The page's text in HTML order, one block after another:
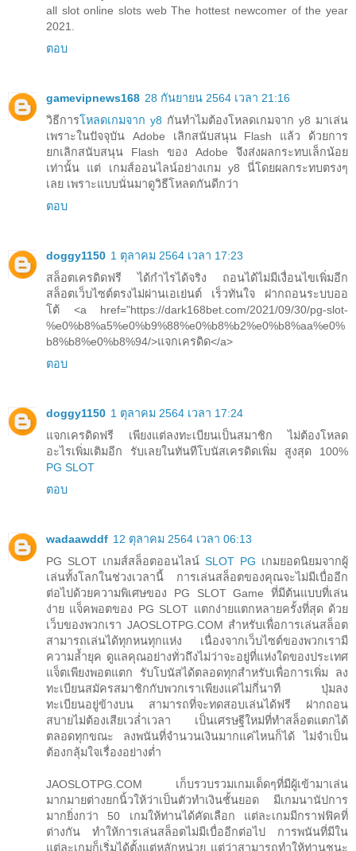
all slot online slots web The hottest newcomer of the year
2021.
ตอบ
gamevipnews168 28 กันยายน 2564 เวลา 21:16
วิธีการโหลดเกมจาก y8 กันทำไมต้องโหลดเกมจาก y8 มาเล่น
เพราะในปัจจุบัน Adobe เลิกสนับสนุน Flash แล้ว ด้วยการ
ยกเลิกสนับสนุน Flash ของ Adobe จึงส่งผลกระทบเล็กน้อย
เท่านั้น แต่ เกมส์ออนไลน์อย่างเกม y8 นี่โดยผลกระทบตรงๆ
เลย เพราะแบบนั่นมาดูวิธีโหลดกันดีกว่า
ตอบ
doggy1150 1 ตุลาคม 2564 เวลา 17:23
สล็อตเครดิดฟรี ได้กำไรได้จริง ถอนได้ไม่มีเงื่อนไขเพิ่มอีก
สล็อตเว็บไซต์ตรงไม่ผ่านเอเย่นต์ เร็วทันใจ ฝากถอนระบบออ
โต้ <a href="https://dark168bet.com/2021/09/30/pg-slot-
%e0%b8%a5%e0%b9%88%e0%b8%b2%e0%b8%aa%e0%
b8%b8%e0%b8%94/>แจกเครดิด</a>
ตอบ
doggy1150 1 ตุลาคม 2564 เวลา 17:24
แจกเครดิดฟรี เพียงแต่ลงทะเบียนเป็นสมาชิก ไม่ต้องโหลด
อะไรเพิ่มเติมอีก รับเลยในทันทีโบนัสเครดิดเพิ่ม สูงสุด 100%
PG SLOT
ตอบ
wadaawddf 12 ตุลาคม 2564 เวลา 06:13
PG SLOT เกมส์สล็อตออนไลน์ SLOT PG เกมยอดนิยมจากผู้
เล่นทั้งโลกในช่วงเวลานี้ การเล่นสล็อตของคุณจะไม่มีเบื่ออีก
ต่อไปด้วยความพิเศษของ PG SLOT Game ที่มีต้นแบบที่เล่น
ง่าย แจ็คพอตของ PG SLOT แตกง่ายแตกหลายครั้งที่สุด ด้วย
เว็บของพวกเรา JAOSLOTPG.COM สำหรับเพื่อการเล่นสล็อต
สามารถเล่นได้ทุกหนทุกแห่ง เนื่องจากเว็บไซต์ของพวกเรามี
ความล้ำยุค ดูแลคุณอย่างทั่วถึงไม่ว่าจะอยู่ที่แห่งใดของประเทศ
แจ็ตเพียงพอตแตก รับโบนัสได้ตลอดทุกสำหรับเพื่อการเพิ่ม ลง
ทะเบียนสมัครสมาชิกกับพวกเราเพียงแค่ไม่กี่นาที ปุ่มลง
ทะเบียนอยู่ข้างบน สามารถที่จะทดสอบเล่นได้ฟรี ฝากถอน
สบายไม่ต้องเสียเวล่ำเวลา เป็นเศรษฐีใหม่ที่ทำสล็อตแตกได้
ตลอดทุกขณะ ลงพนันที่จำนวนเงินมากแค่ไหนก็ได้ ไม่จำเป็น
ต้องกลุ้มใจเรื่องอย่างต่ำ
JAOSLOTPG.COM เก็บรวบรวมเกมเด็ดๆที่มีผู้เข้ามาเล่น
มากมายต่างยกนิ้วให้ว่าเป็นตัวทำเงินชั้นยอด มีเกมนานัปการ
มากยิ่งกว่า 50 เกมให้ท่านได้คัดเลือก แต่ละเกมมีกราฟฟิคที่
ต่างกัน ทำให้การเล่นสล็อตไม่มีเบื่ออีกต่อไป การพนันที่มีใน
แต่ละเกมก็เริ่มได้ตั้งแต่หลักหน่วย แต่ว่าสามารถทำให้ท่านชนะ